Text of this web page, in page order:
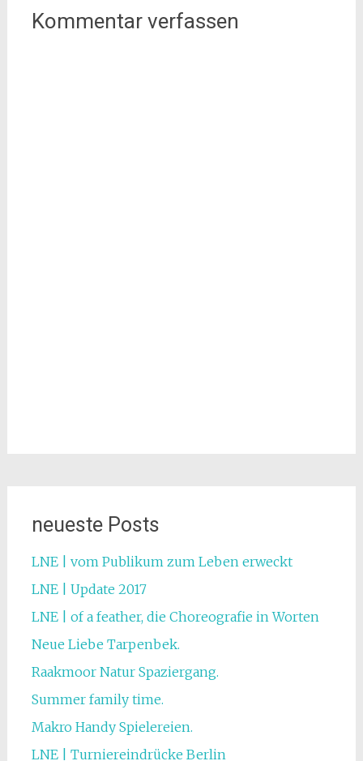
Kommentar verfassen
neueste Posts
LNE | vom Publikum zum Leben erweckt
LNE | Update 2017
LNE | of a feather, die Choreografie in Worten
Neue Liebe Tarpenbek.
Raakmoor Natur Spaziergang.
Summer family time.
Makro Handy Spielereien.
LNE | Turniereindrücke Berlin